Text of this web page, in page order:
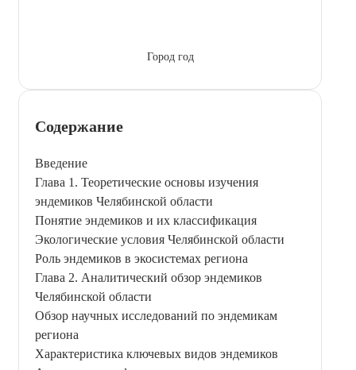
Город год
Содержание
Введение
Глава 1. Теоретические основы изучения
эндемиков Челябинской области
Понятие эндемиков и их классификация
Экологические условия Челябинской области
Роль эндемиков в экосистемах региона
Глава 2. Аналитический обзор эндемиков
Челябинской области
Обзор научных исследований по эндемикам
региона
Характеристика ключевых видов эндемиков